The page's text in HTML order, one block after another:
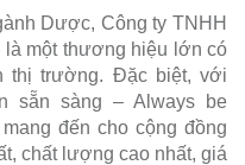
Dược, Công ty TNHH
là một thương hiệu lớn có
thị trường. Đặc biệt, với
sẵn sàng – Always be
đến cho cộng đồng
chất lượng cao nhất, giá